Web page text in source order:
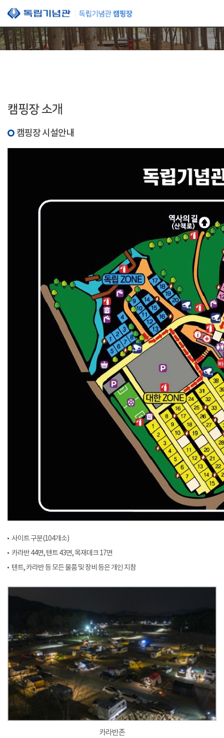
본문 바로가기
캠핑장 소개
캠핑장 시설안내
사이트 구분(104개소)
카라반 44면, 텐트 43면, 목재데크 17면
텐트, 카라반 등 모든 물품 및 장비 등은 개인 지참
카라반존